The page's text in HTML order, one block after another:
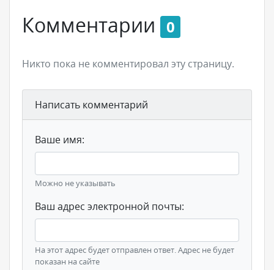
Комментарии 0
Никто пока не комментировал эту страницу.
Написать комментарий
Ваше имя:
Можно не указывать
Ваш адрес электронной почты:
На этот адрес будет отправлен ответ. Адрес не будет
показан на сайте